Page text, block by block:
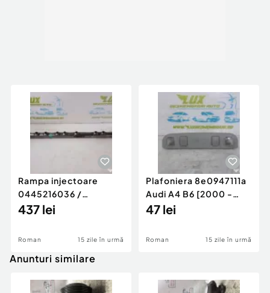
Rampa injectoare
0445216036 /
780542302 3.0 d 313
437 lei
Roman 15 zile în urmă
Plafoniera 8e0947111a
Audi A4 B6 [2000 -
2005]
47 lei
Roman 15 zile în urmă
Anunturi similare